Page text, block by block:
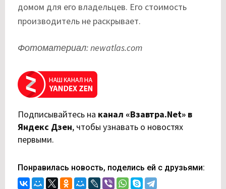
домом для его владельцев. Его стоимость
производитель не раскрывает.
Фотоматериал: newatlas.com
Подписывайтесь на канал «Взавтра.Net» в
Яндекс Дзен, чтобы узнавать о новостях
первыми.
Понравилась новость, поделись ей с друзьями: